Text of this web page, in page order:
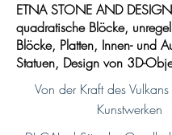
ETNA STONE AND
quadratische Blöcke,
Blöcke, Platten, Innen- und
Statuen, Design von 3D-
Von der Kraft des
Kunstwerken